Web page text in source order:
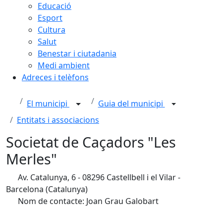
Educació
Esport
Cultura
Salut
Benestar i ciutadania
Medi ambient
Adreces i telèfons
El municipi
Guia del municipi
Entitats i associacions
Societat de Caçadors "Les
Merles"
Av. Catalunya, 6 - 08296 Castellbell i el Vilar -
Barcelona (Catalunya)
Nom de contacte: Joan Grau Galobart